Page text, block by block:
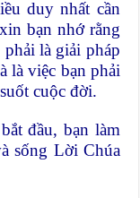
duy nhất cần
bạn nhớ rằng
là giải pháp
là việc bạn phải
cuộc đời.
đầu, bạn làm
sống Lời Chúa